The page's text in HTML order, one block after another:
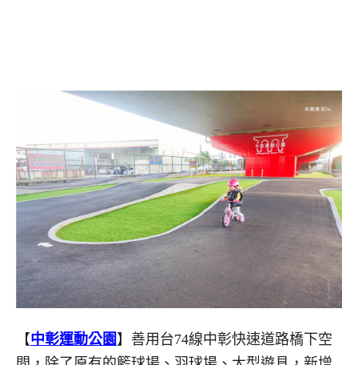
【中彰運動公園 】善用台74線中彰快速道路橋下空